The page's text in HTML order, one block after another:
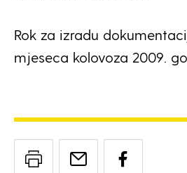
Rok za izradu
mjeseca kolovoza 2009.